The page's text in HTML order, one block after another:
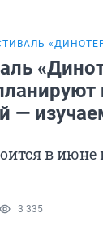
—
в
3 335